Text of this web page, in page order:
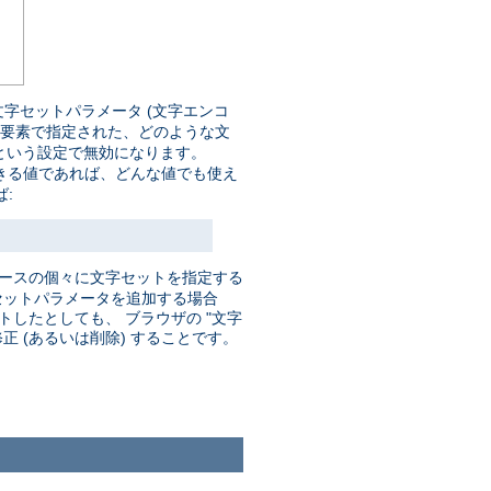
セットパラメータ (文字エンコ
素で指定された、どのような文
う設定で無効になります。
値であれば、どんな値でも使え
:
スの個々に文字セットを指定する
トパラメータを追加する場合
したとしても、 ブラウザの "文字
(あるいは削除) することです。